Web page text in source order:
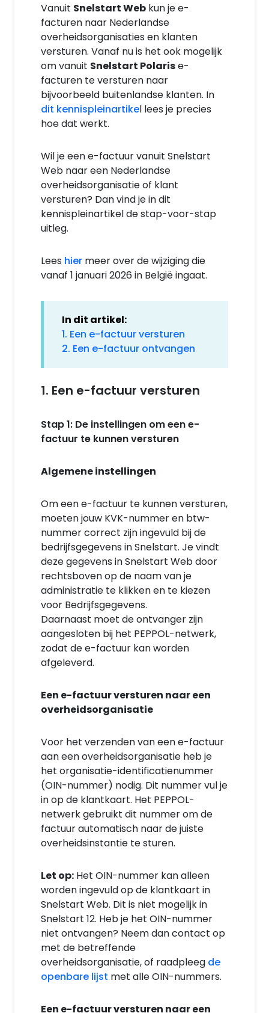
Vanuit Snelstart Web kun je e-
facturen naar Nederlandse
overheidsorganisaties en klanten
versturen. Vanaf nu is het ook mogelijk
om vanuit Snelstart Polarise-
facturen te versturen naar
bijvoorbeeld buitenlandse klanten. In
dit kennispleinartikel lees je precies
hoe dat werkt.
Wil je een e-factuur vanuit Snelstart
Web naar een Nederlandse
overheidsorganisatie of klant
versturen? Dan vind je in dit
kennispleinartikel de stap-voor-stap
uitleg.
Lees hier meer over de wijziging die
vanaf 1 januari 2026 in België ingaat.
In dit artikel:
1. Een e-factuur versturen
2. Een e-factuur ontvangen
1. Een e-factuur versturen
Stap 1: De instellingen om een e-
factuur te kunnen versturen
Algemene instellingen
Om een e-factuur te kunnen versturen,
moeten jouw KVK-nummer en btw-
nummer correct zijn ingevuld bij de
bedrijfsgegevens in Snelstart. Je vindt
deze gegevens in Snelstart Web door
rechtsboven op de naam van je
administratie te klikken en te kiezen
voor Bedrijfsgegevens.
Daarnaast moet de ontvanger zijn
aangesloten bij het PEPPOL-netwerk,
zodat de e-factuur kan worden
afgeleverd.
Een e-factuur versturen naar een
overheidsorganisatie
Voor het verzenden van een e-factuur
aan een overheidsorganisatie heb je
het organisatie-identificatienummer
(OIN-nummer) nodig. Dit nummer vul je
in op de klantkaart. Het PEPPOL-
netwerk gebruikt dit nummer om de
factuur automatisch naar de juiste
overheidsinstantie te sturen.
Let op: Het OIN-nummer kanalleen
worden ingevuld op de klantkaart in
Snelstart Web. Dit is niet mogelijk in
Snelstart 12. Heb je het OIN-nummer
niet ontvangen? Neem dan contact op
met de betreffende
overheidsorganisatie, of raadpleeg de
openbare lijst met alle OIN-nummers.
Een e-factuur versturen naar een